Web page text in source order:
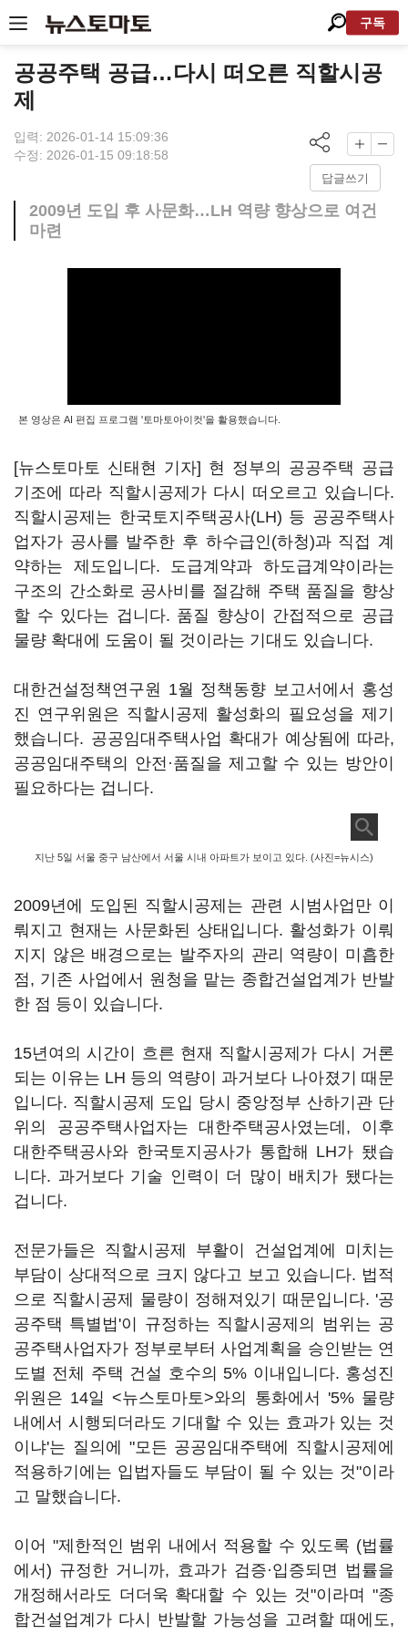
구독
공공주택 공급…다시 떠오른 직할시공
제
입력: 2026-01-14 15:09:36
수정: 2026-01-15 09:18:58
답글쓰기
2009년 도입 후 사문화…LH 역량 향상으로 여건
마련
본 영상은 AI 편집 프로그램 '토마토아이컷'을 활용했습니다.
[뉴스토마토 신태현 기자] 현 정부의 공공주택 공급
기조에 따라 직할시공제가 다시 떠오르고 있습니다.
직할시공제는 한국토지주택공사(LH) 등 공공주택사
업자가 공사를 발주한 후 하수급인(하청)과 직접 계
약하는 제도입니다. 도급계약과 하도급계약이라는
구조의 간소화로 공사비를 절감해 주택 품질을 향상
할 수 있다는 겁니다. 품질 향상이 간접적으로 공급
물량 확대에 도움이 될 것이라는 기대도 있습니다.
대한건설정책연구원 1월 정책동향 보고서에서 홍성
진 연구위원은 직할시공제 활성화의 필요성을 제기
했습니다. 공공임대주택사업 확대가 예상됨에 따라,
공공임대주택의 안전·품질을 제고할 수 있는 방안이
필요하다는 겁니다.
지난 5일 서울 중구 남산에서 서울 시내 아파트가 보이고 있다. (사진=뉴시스)
2009년에 도입된 직할시공제는 관련 시범사업만 이
뤄지고 현재는 사문화된 상태입니다. 활성화가 이뤄
지지 않은 배경으로는 발주자의 관리 역량이 미흡한
점, 기존 사업에서 원청을 맡는 종합건설업계가 반발
한 점 등이 있습니다.
15년여의 시간이 흐른 현재 직할시공제가 다시 거론
되는 이유는 LH 등의 역량이 과거보다 나아졌기 때문
입니다. 직할시공제 도입 당시 중앙정부 산하기관 단
위의 공공주택사업자는 대한주택공사였는데, 이후
대한주택공사와 한국토지공사가 통합해 LH가 됐습
니다. 과거보다 기술 인력이 더 많이 배치가 됐다는
겁니다.
전문가들은 직할시공제 부활이 건설업계에 미치는
부담이 상대적으로 크지 않다고 보고 있습니다. 법적
으로 직할시공제 물량이 정해져있기 때문입니다. '공
공주택 특별법'이 규정하는 직할시공제의 범위는 공
공주택사업자가 정부로부터 사업계획을 승인받는 연
도별 전체 주택 건설 호수의 5% 이내입니다. 홍성진
위원은 14일 <뉴스토마토>와의 통화에서 '5% 물량
내에서 시행되더라도 기대할 수 있는 효과가 있는 것
이냐'는 질의에 "모든 공공임대주택에 직할시공제에
적용하기에는 입법자들도 부담이 될 수 있는 것"이라
고 말했습니다.
이어 "제한적인 범위 내에서 적용할 수 있도록 (법률
에서) 규정한 거니까, 효과가 검증·입증되면 법률을
개정해서라도 더더욱 확대할 수 있는 것"이라며 "종
합건설업계가 다시 반발할 가능성을 고려할 때에도,